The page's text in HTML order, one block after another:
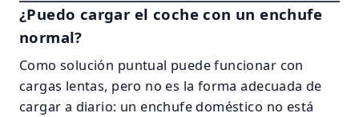
¿Puedo cargar el coche con un enchufe
normal?
Como solución puntual puede funcionar con
cargas lentas, pero no es la forma adecuada de
cargar a diario: un enchufe doméstico no está